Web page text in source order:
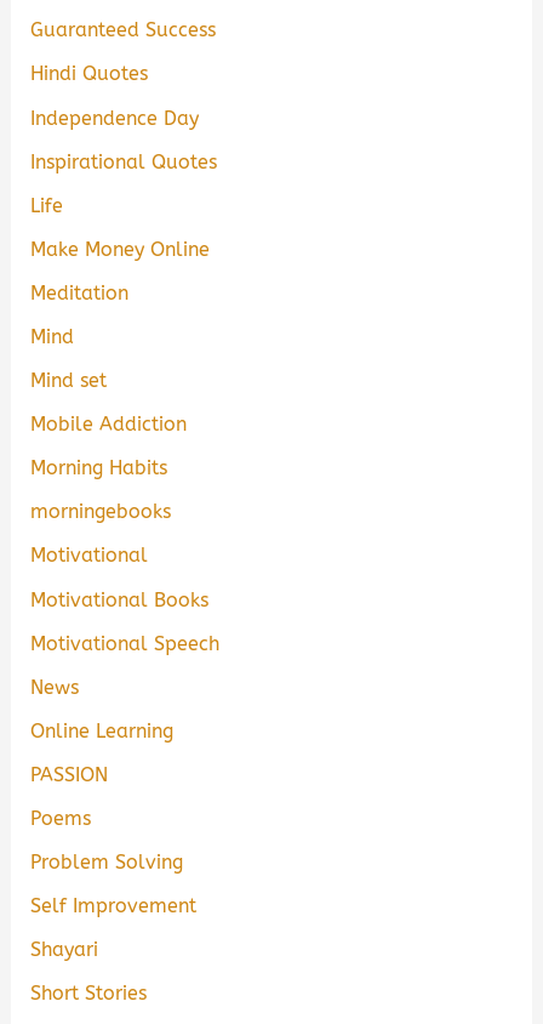
Guaranteed Success
Hindi Quotes
Independence Day
Inspirational Quotes
Life
Make Money Online
Meditation
Mind
Mind set
Mobile Addiction
Morning Habits
morningebooks
Motivational
Motivational Books
Motivational Speech
News
Online Learning
PASSION
Poems
Problem Solving
Self Improvement
Shayari
Short Stories